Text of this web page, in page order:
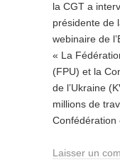
la CGT a
présidente de
webinaire de
« La
(FPU) et la
de l’Ukraine
millions de
Laisser un